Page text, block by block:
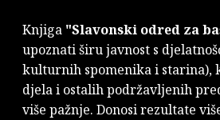
Knjiga "Slavonski odred za
upoznati širu javnost s
kulturnih spomenika i starina),
djela i ostalih podržavljenih
više pažnje. Donosi rezultate